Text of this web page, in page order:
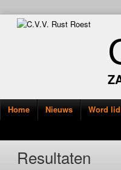
Home Nieuws Word
Resultaten